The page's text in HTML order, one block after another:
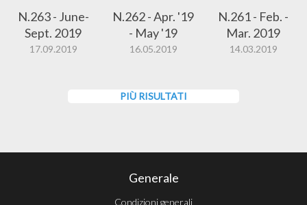
N.263 - June-
Sept. 2019
17.09.2019
N.262 - Apr. '19
- May '19
16.05.2019
N.261 - Feb. -
Mar. 2019
14.03.2019
PIÙ RISULTATI
Generale
Condizioni generali